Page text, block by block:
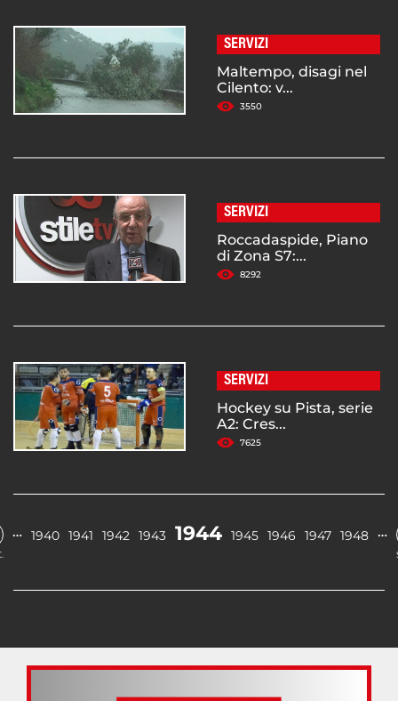
SERVIZI
Maltempo, disagi nel
Cilento: v...
3550
SERVIZI
Roccadaspide, Piano
di Zona S7:...
8292
SERVIZI
Hockey su Pista, serie
A2: Cres...
7625
… 1940 1941 1942 1943 1944 1945 1946 1947 1948 …